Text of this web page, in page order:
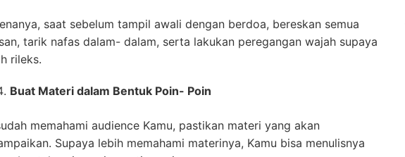
saat sebelum tampil awali dengan berdoa, bereskan semua
tarik nafas dalam- dalam, serta lakukan peregangan wajah supaya
rileks.
Buat Materi dalam Bentuk Poin- Poin
memahami audience Kamu, pastikan materi yang akan
Supaya lebih memahami materinya, Kamu bisa menulisnya